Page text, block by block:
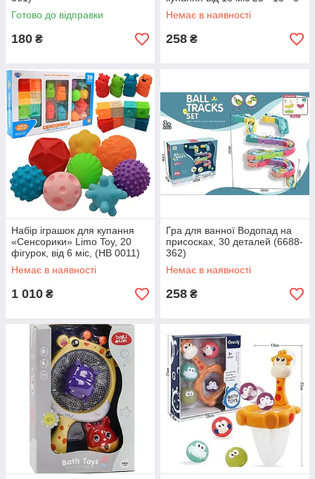
Готово до відправки
180 ₴
см (18642)
Немає в наявності
258 ₴
Набір іграшок для купання
«Сенсорики» Limo Toy, 20
фігурок, від 6 міс, (HB 0011)
Немає в наявності
1 010 ₴
Гра для ванної Водопад на
присосках, 30 деталей (6688-
362)
Немає в наявності
258 ₴